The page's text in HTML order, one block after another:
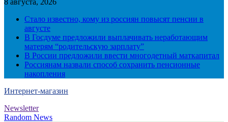
8 августа, 2026
Стало известно, кому из россиян повысят пенсии в
августе
В Госдуме предложили выплачивать неработающим
матерям “родительскую зарплату”
В России предложили ввести многодетный маткапитал
Россиянам назвали способ сохранить пенсионные
накопления
Интернет-магазин
Newsletter
Random News